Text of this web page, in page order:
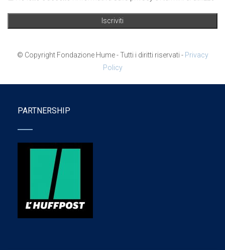
© Copyright Fondazione Hume - Tutti i diritti riservati - Privacy
Policy
PARTNERSHIP